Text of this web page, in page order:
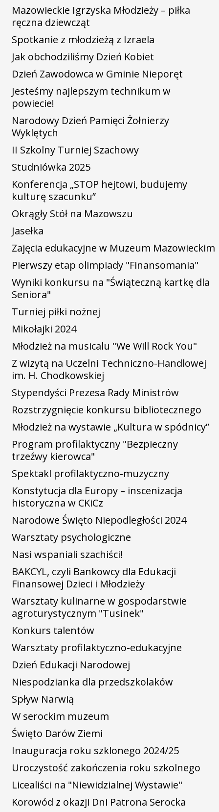
Mazowieckie Igrzyska Młodzieży – piłka
ręczna dziewcząt
Spotkanie z młodzieżą z Izraela
Jak obchodziliśmy Dzień Kobiet
Dzień Zawodowca w Gminie Nieporęt
Jesteśmy najlepszym technikum w
powiecie!
Narodowy Dzień Pamięci Żołnierzy
Wyklętych
II Szkolny Turniej Szachowy
Studniówka 2025
Konferencja „STOP hejtowi, budujemy
kulturę szacunku”
Okrągły Stół na Mazowszu
Jasełka
Zajęcia edukacyjne w Muzeum Mazowieckim
Pierwszy etap olimpiady "Finansomania"
Wyniki konkursu na "Świąteczną kartkę dla
Seniora"
Turniej piłki nożnej
Mikołajki 2024
Młodzież na musicalu "We Will Rock You"
Z wizytą na Uczelni Techniczno-Handlowej
im. H. Chodkowskiej
Stypendyści Prezesa Rady Ministrów
Rozstrzygnięcie konkursu bibliotecznego
Młodzież na wystawie „Kultura w spódnicy”
Program profilaktyczny "Bezpieczny
trzeźwy kierowca"
Spektakl profilaktyczno-muzyczny
Konstytucja dla Europy – inscenizacja
historyczna w CKiCz
Narodowe Święto Niepodległości 2024
Warsztaty psychologiczne
Nasi wspaniali szachiści!
BAKCYL, czyli Bankowcy dla Edukacji
Finansowej Dzieci i Młodzieży
Warsztaty kulinarne w gospodarstwie
agroturystycznym "Tusinek"
Konkurs talentów
Warsztaty profilaktyczno-edukacyjne
Dzień Edukacji Narodowej
Niespodzianka dla przedszkolaków
Spływ Narwią
W serockim muzeum
Święto Darów Ziemi
Inauguracja roku szklonego 2024/25
Uroczystość zakończenia roku szkolnego
Licealiści na "Niewidzialnej Wystawie"
Korowód z okazji Dni Patrona Serocka